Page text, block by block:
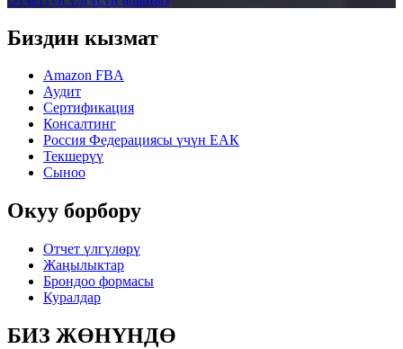
Биздин кызмат
Amazon FBA
Аудит
Сертификация
Консалтинг
Россия Федерациясы үчүн ЕАК
Текшерүү
Сыноо
Окуу борбору
Отчет үлгүлөрү
Жаңылыктар
Брондоо формасы
Куралдар
БИЗ ЖӨНҮНДӨ